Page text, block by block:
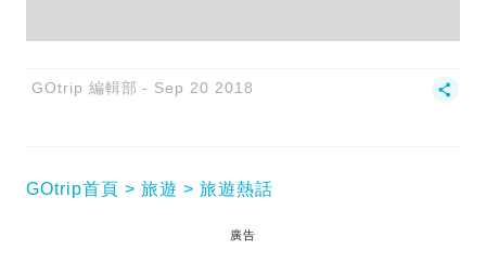
GOtrip 編輯部 Sep 20 2018
GOtrip首頁 旅遊 旅遊熱話
廣告